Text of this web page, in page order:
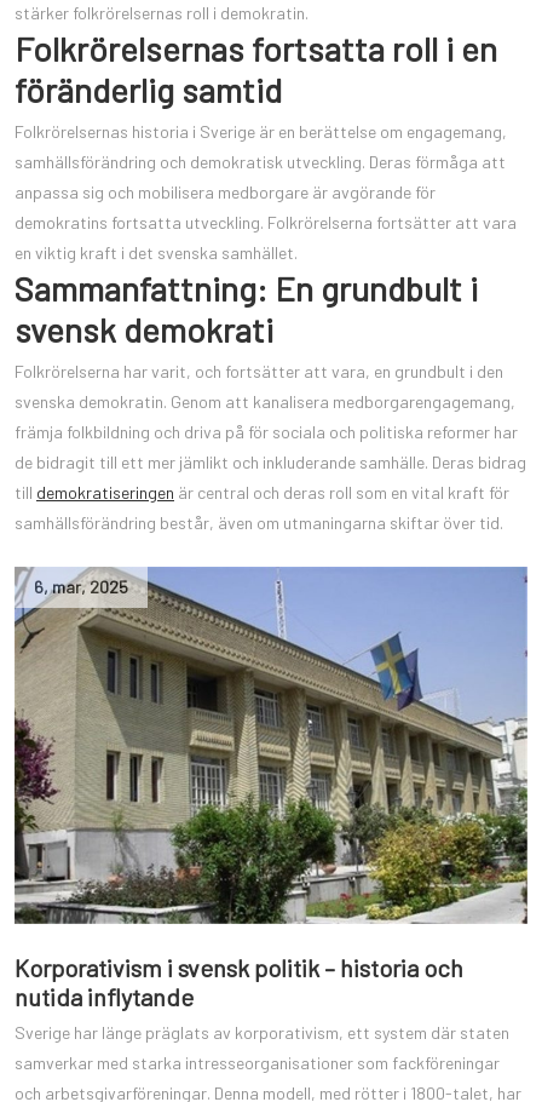
stärker folkrörelsernas roll i demokratin.
Folkrörelsernas fortsatta roll i en
föränderlig samtid
Folkrörelsernas historia i Sverige är en berättelse om engagemang,
samhällsförändring och demokratisk utveckling. Deras förmåga att
anpassa sig och mobilisera medborgare är avgörande för
demokratins fortsatta utveckling. Folkrörelserna fortsätter att vara
en viktig kraft i det svenska samhället.
Sammanfattning: En grundbult i
svensk demokrati
Folkrörelserna har varit, och fortsätter att vara, en grundbult i den
svenska demokratin. Genom att kanalisera medborgarengagemang,
främja folkbildning och driva på för sociala och politiska reformer har
de bidragit till ett mer jämlikt och inkluderande samhälle. Deras bidrag
till demokratiseringen är central och deras roll som en vital kraft för
samhällsförändring består, även om utmaningarna skiftar över tid.
6,mar,2025
Korporativism i svensk politik – historia och
nutida inflytande
Sverige har länge präglats av korporativism, ett system där staten
samverkar med starka intresseorganisationer som fackföreningar
och arbetsgivarföreningar. Denna modell, med rötter i 1800-talet, har